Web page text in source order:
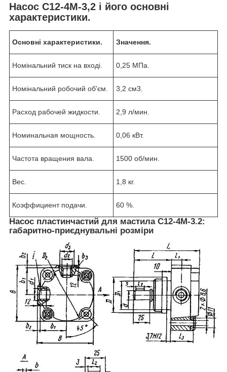
Насос С12-4М-3,2 і його основні
характеристики.
Основні характеристики. Значення.
Номінальний тиск на вході. 0,25 МПа.
Номінальний робочий об'єм. 3,2 см3.
Расход рабочей жидкости. 2,9 л/мин.
Номинальная мощность. 0,06 кВт.
Частота вращения вала. 1500 об/мин.
Вес. 1,8 кг.
Коэффициент подачи. 60 %.
Насос пластинчастий для мастила С12-4М-3.2:
габаритно-приєднувальні розміри